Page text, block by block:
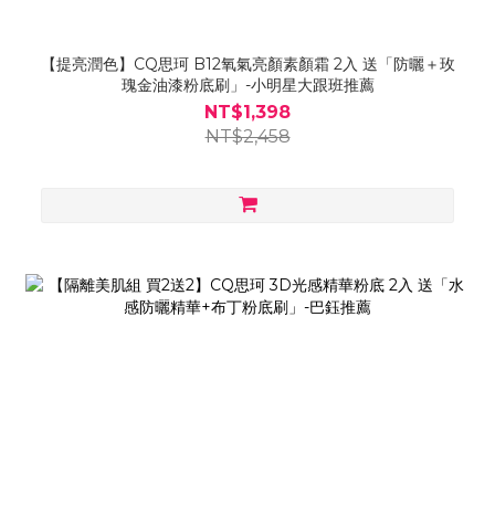
【提亮潤色】CQ思珂 B12氧氣亮顏素顏霜 2入 送「防曬＋玫
瑰金油漆粉底刷」-小明星大跟班推薦
NT$1,398
NT$2,458